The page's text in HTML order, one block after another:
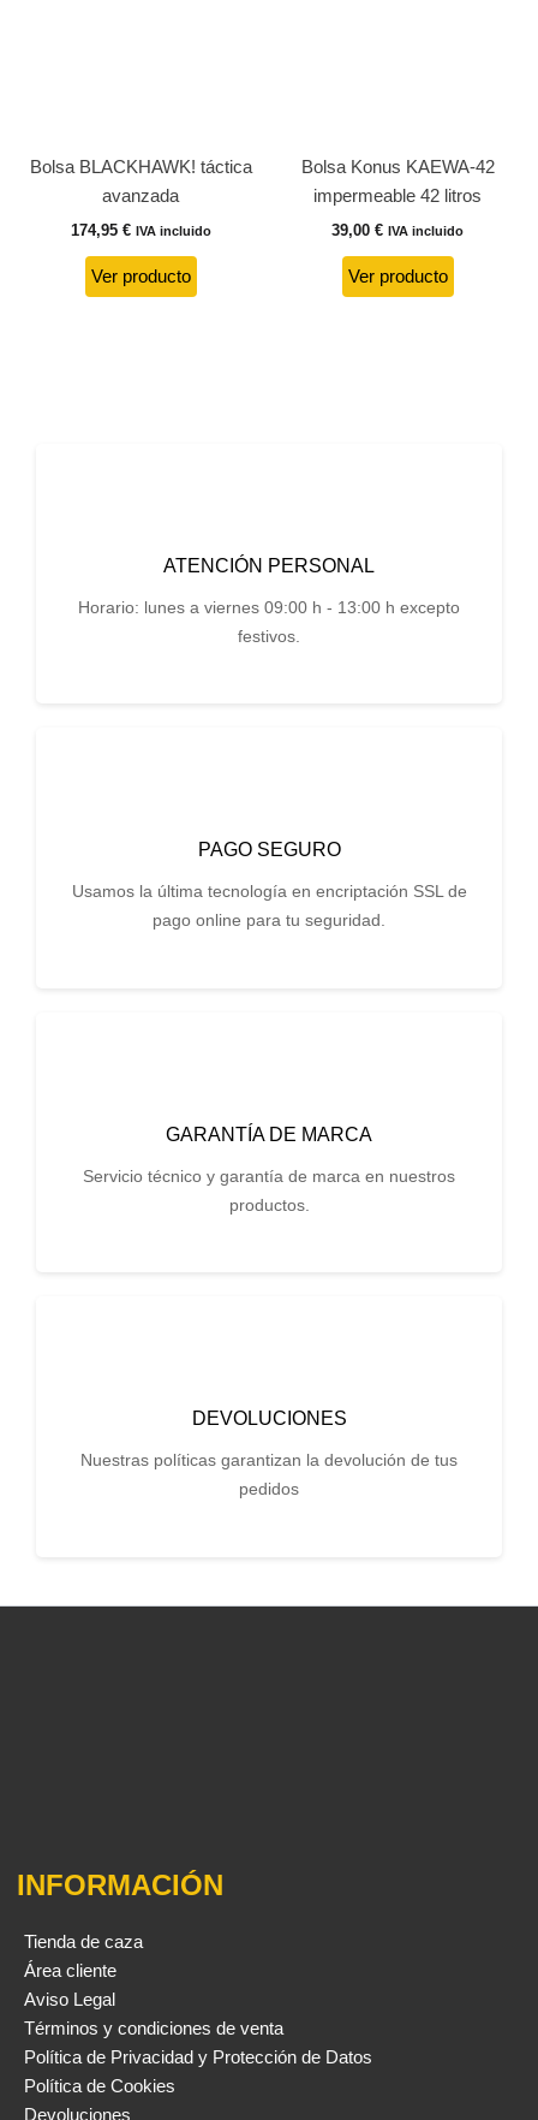
Bolsa BLACKHAWK! táctica
avanzada
174,95 € IVA incluido
Ver producto
Bolsa Konus KAEWA-42
impermeable 42 litros
39,00 € IVA incluido
Ver producto
ATENCIÓN PERSONAL
Horario: lunes a viernes 09:00 h - 13:00 h excepto
festivos.
PAGO SEGURO
Usamos la última tecnología en encriptación SSL de
pago online para tu seguridad.
GARANTÍA DE MARCA
Servicio técnico y garantía de marca en nuestros
productos.
DEVOLUCIONES
Nuestras políticas garantizan la devolución de tus
pedidos
INFORMACIÓN
Tienda de caza
Área cliente
Aviso Legal
Términos y condiciones de venta
Política de Privacidad y Protección de Datos
Política de Cookies
Devoluciones